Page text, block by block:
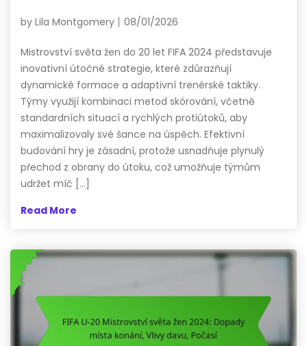
by Lila Montgomery 08/01/2026
Mistrovství světa žen do 20 let FIFA 2024 představuje
inovativní útočné strategie, které zdůrazňují
dynamické formace a adaptivní trenérské taktiky.
Týmy využijí kombinaci metod skórování, včetně
standardních situací a rychlých protiútoků, aby
maximalizovaly své šance na úspěch. Efektivní
budování hry je zásadní, protože usnadňuje plynulý
přechod z obrany do útoku, což umožňuje týmům
udržet míč […]
Read More